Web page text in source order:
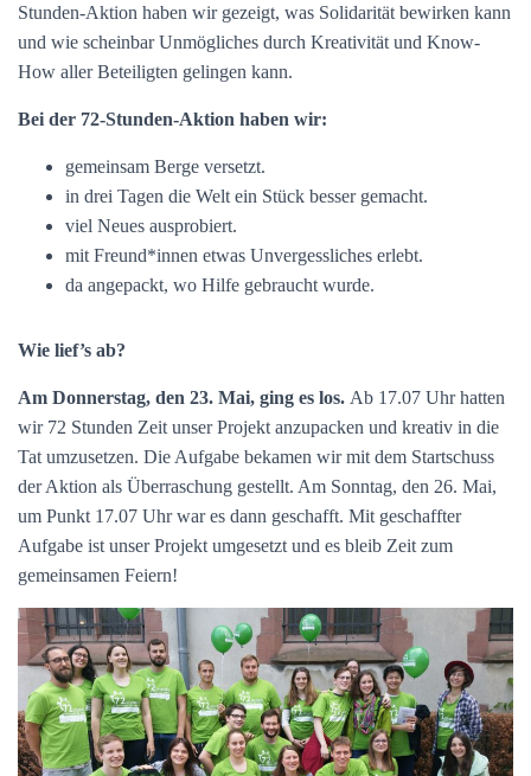
Stunden-Aktion haben wir gezeigt, was Solidarität bewirken kann
und wie scheinbar Unmögliches durch Kreativität und Know-
How aller Beteiligten gelingen kann.
Bei der 72-Stunden-Aktion haben wir:
gemeinsam Berge versetzt.
in drei Tagen die Welt ein Stück besser gemacht.
viel Neues ausprobiert.
mit Freund*innen etwas Unvergessliches erlebt.
da angepackt, wo Hilfe gebraucht wurde.
Wie lief’s ab?
Am Donnerstag, den 23. Mai, ging es los. Ab 17.07 Uhr hatten
wir 72 Stunden Zeit unser Projekt anzupacken und kreativ in die
Tat umzusetzen. Die Aufgabe bekamen wir mit dem Startschuss
der Aktion als Überraschung gestellt. Am Sonntag, den 26. Mai,
um Punkt 17.07 Uhr war es dann geschafft. Mit geschaffter
Aufgabe ist unser Projekt umgesetzt und es bleib Zeit zum
gemeinsamen Feiern!